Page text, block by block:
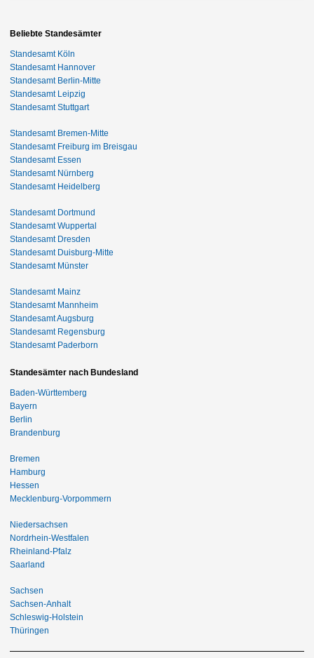
Beliebte Standesämter
Standesamt Köln
Standesamt Hannover
Standesamt Berlin-Mitte
Standesamt Leipzig
Standesamt Stuttgart
Standesamt Bremen-Mitte
Standesamt Freiburg im Breisgau
Standesamt Essen
Standesamt Nürnberg
Standesamt Heidelberg
Standesamt Dortmund
Standesamt Wuppertal
Standesamt Dresden
Standesamt Duisburg-Mitte
Standesamt Münster
Standesamt Mainz
Standesamt Mannheim
Standesamt Augsburg
Standesamt Regensburg
Standesamt Paderborn
Standesämter nach Bundesland
Baden-Württemberg
Bayern
Berlin
Brandenburg
Bremen
Hamburg
Hessen
Mecklenburg-Vorpommern
Niedersachsen
Nordrhein-Westfalen
Rheinland-Pfalz
Saarland
Sachsen
Sachsen-Anhalt
Schleswig-Holstein
Thüringen